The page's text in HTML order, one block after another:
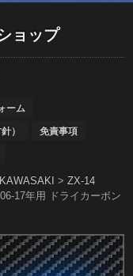
ョップ
ーム
） 免責事項
KAWASAKI >ZX-14
17年用 ドライカーボン